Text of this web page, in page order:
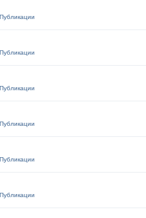
Публикации
Публикации
Публикации
Публикации
Публикации
Публикации